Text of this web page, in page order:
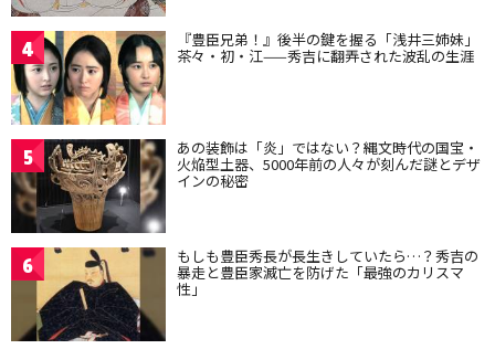
4 『豊臣兄弟！』後半の鍵を握る「浅井三姉妹」
茶々・初・江——秀吉に翻弄された波乱の生涯
5 あの装飾は「炎」ではない？縄文時代の国宝・
火焔型土器、5000年前の人々が刻んだ謎とデザ
インの秘密
6 もしも豊臣秀長が長生きしていたら…？秀吉の
暴走と豊臣家滅亡を防げた「最強のカリスマ
性」